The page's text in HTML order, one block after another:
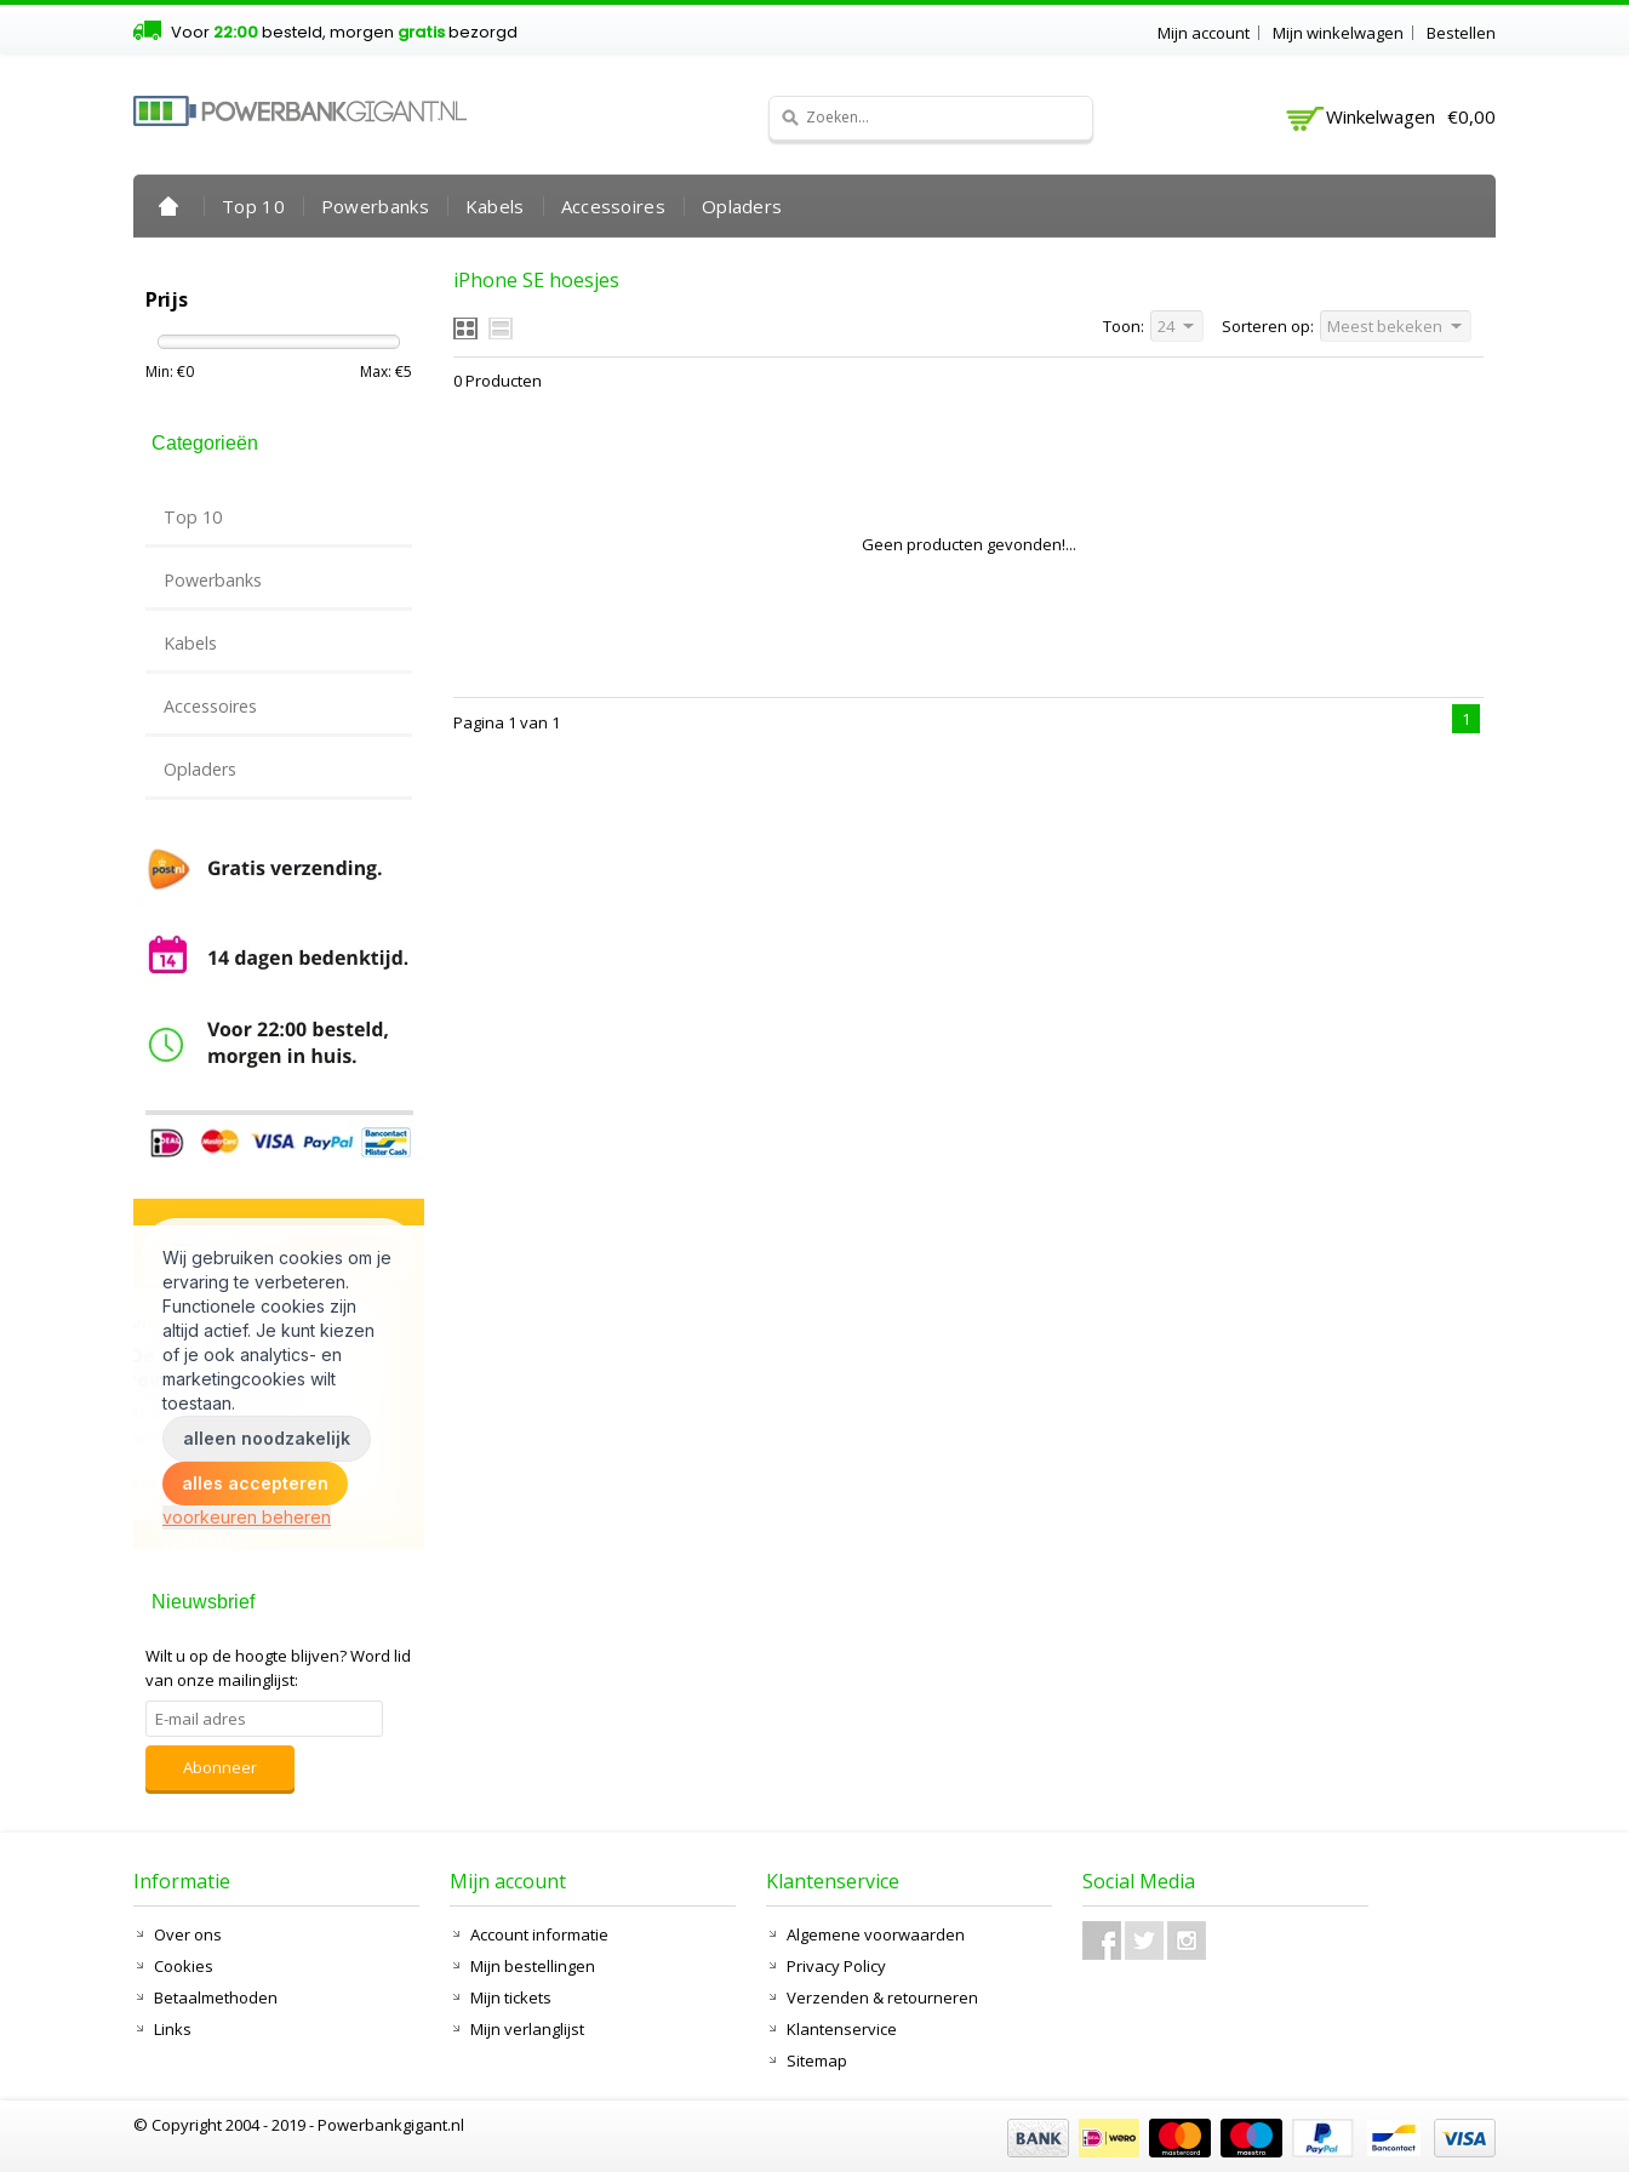
Voor 22:00besteld, morgen gratisbezorgd Mijn account Mijn winkelwagen Bestellen
Winkelwagen €0,00
Top 10 Powerbanks Kabels Accessoires Opladers
iPhone SE hoesjes
Sorteren op: Meest bekeken
Toon: 24
0 Producten
Geen producten gevonden!...
Pagina 1 van 1 1
Prijs
Min: €0 Max: €5
Categorieën
Top 10
Powerbanks
Kabels
Accessoires
Opladers
Nieuwsbrief
Wilt u op de hoogte blijven?Word lid
van onze mailinglijst:
Abonneer
Informatie
Over ons
Cookies
Betaalmethoden
Links
Mijn account
Account informatie
Mijn bestellingen
Mijn tickets
Mijn verlanglijst
Klantenservice
Algemene voorwaarden
Privacy Policy
Verzenden & retourneren
Klantenservice
Sitemap
Social Media
© Copyright 2004 - 2019 - Powerbankgigant.nl